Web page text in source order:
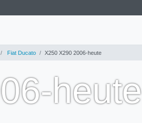
Fiat Ducato X250 X290 2006-heute
heute